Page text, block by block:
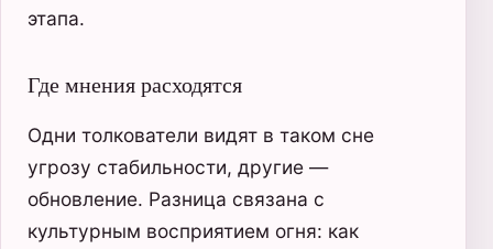
этапа.
Где мнения расходятся
Одни толкователи видят в таком сне
угрозу стабильности, другие —
обновление. Разница связана с
культурным восприятием огня: как